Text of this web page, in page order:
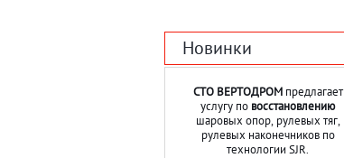
Новинки
СТО ВЕРТОДРОМпредлагает
услугу по восстановлению
шаровых опор, рулевых тяг,
рулевых наконечников по
технологии SJR.